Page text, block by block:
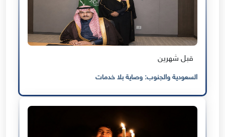
قبل شهرين
السعودية والجنوب: وصاية بلا خدمات